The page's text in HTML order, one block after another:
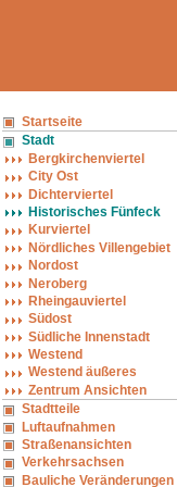
Startseite
Stadt
Bergkirchenviertel
City Ost
Dichterviertel
Historisches Fünfeck
Kurviertel
Nördliches Villengebiet
Nordost
Neroberg
Rheingauviertel
Südost
Südliche Innenstadt
Westend
Westend äußeres
Zentrum Ansichten
Stadtteile
Luftaufnahmen
Straßenansichten
Verkehrsachsen
Bauliche Veränderungen